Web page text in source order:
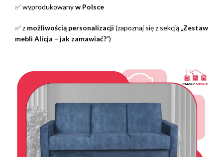
✅ wyprodukowanyw Polsce
✅ z możliwością personalizacji (zapoznaj się z sekcją „Zestaw
mebli Alicja – jak zamawiać?”)